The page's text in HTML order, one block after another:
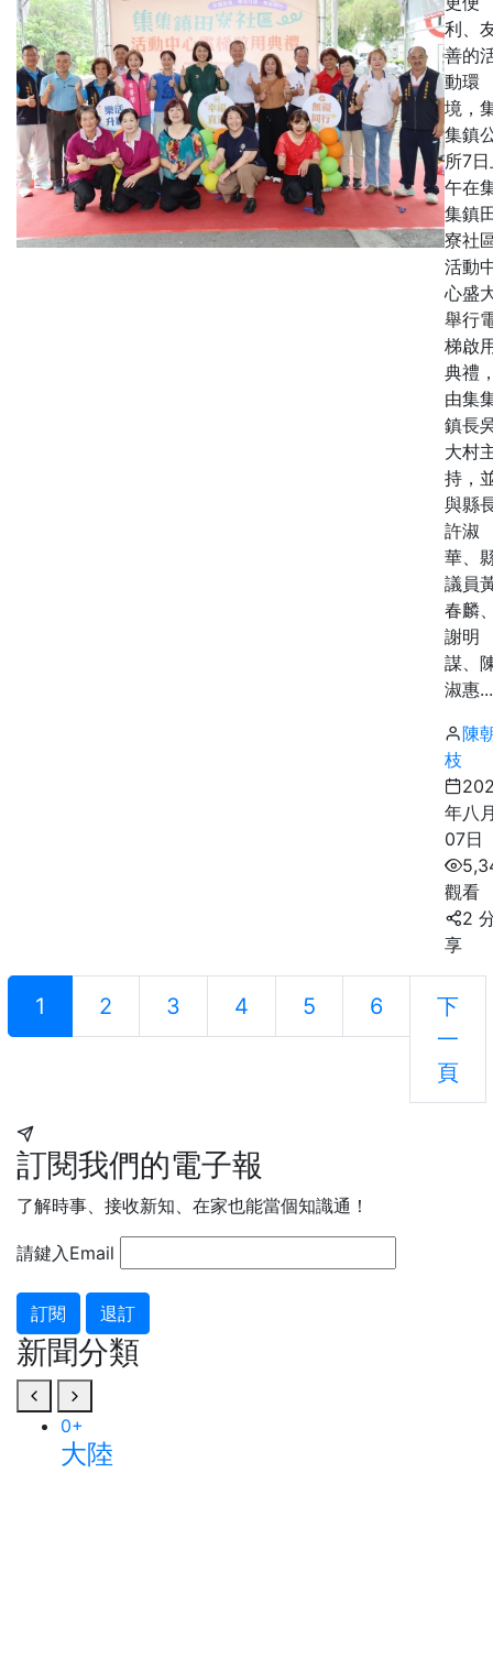
利、
善的
動環
境，
集鎮
所7
午在
集鎮
寮社
活動
心盛
舉行
梯啟
典禮
由集
鎮長
大村
持，
與縣
許淑
華、
議員
春麟
謝明
謀、
淑惠...
陳
枝
年八
07日
觀看
2
享
1 2 3 4 5 6
下
一
頁
訂閱我們的電子報
了解時事、接收新知、在家也能當個知識通！
請鍵入Email
訂閱 退訂
新聞分類
0+
大陸